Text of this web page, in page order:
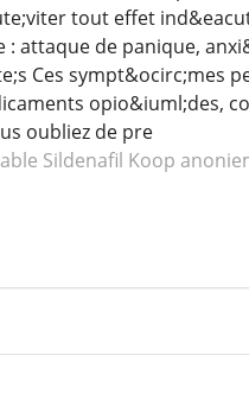
tout effet
attaque de panique,
Ces sympt&ocirc;mes
opio&iuml;des,
oubliez de pre
Sildenafil Koop